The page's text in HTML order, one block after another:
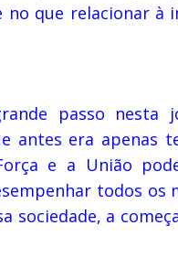
no que relacionar
passo nesta
antes era apenas
e a União
todos os
sociedade, a